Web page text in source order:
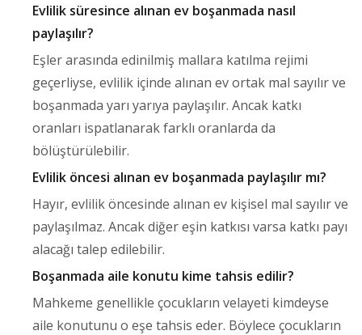
Evlilik süresince alınan ev boşanmada nasıl
paylaşılır?
Eşler arasında edinilmiş mallara katılma rejimi
geçerliyse, evlilik içinde alınan ev ortak mal sayılır ve
boşanmada yarı yarıya paylaşılır. Ancak katkı
oranları ispatlanarak farklı oranlarda da
bölüştürülebilir.
Evlilik öncesi alınan ev boşanmada paylaşılır mı?
Hayır, evlilik öncesinde alınan ev kişisel mal sayılır ve
paylaşılmaz. Ancak diğer eşin katkısı varsa katkı payı
alacağı talep edilebilir.
Boşanmada aile konutu kime tahsis edilir?
Mahkeme genellikle çocukların velayeti kimdeyse
aile konutunu o eşe tahsis eder. Böylece çocukların